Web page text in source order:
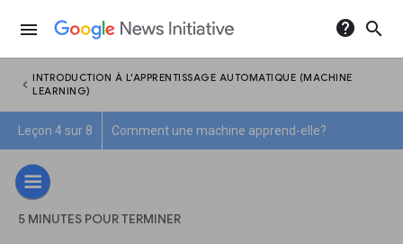
menu help search
chevron_left INTRODUCTION À L'APPRENTISSAGE AUTOMATIQUE (MACHINE
LEARNING)
Leçon 4 sur 8 Comment une machine apprend-elle?
5 MINUTES POUR TERMINER